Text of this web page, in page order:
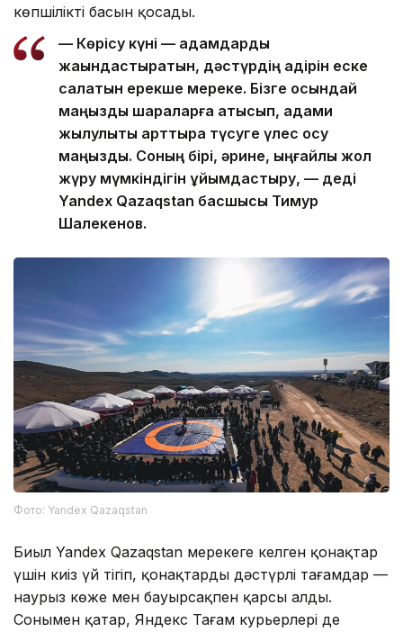
көпшіліктің басын қосады.
— Көрісу күні — адамдарды
жақындастыратын, дәстүрдің қадірін еске
салатын ерекше мереке. Бізге осындай
маңызды шараларға қатысып, адами
жылулықты арттыра түсуге үлес қосу
маңызды. Соның бірі, әрине, ыңғайлы жол
жүру мүмкіндігін ұйымдастыру, — деді
Yandex Qazaqstan басшысы Тимур
Шалекенов.
Фото: Yandex Qazaqstan
Биыл Yandex Qazaqstan мерекеге келген қонақтар
үшін киіз үй тігіп, қонақтарды дәстүрлі тағамдар —
наурыз көже мен бауырсақпен қарсы алды.
Сонымен қатар, Яндекс Тағам курьерлері де